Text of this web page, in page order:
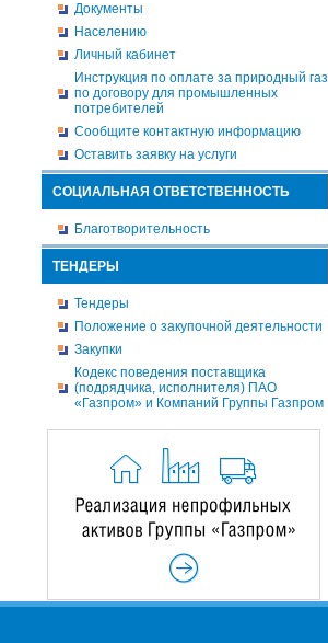
Документы
Населению
Личный кабинет
Инструкция по оплате за природный газ
по договору для промышленных
потребителей
Сообщите контактную информацию
Оставить заявку на услуги
СОЦИАЛЬНАЯ ОТВЕТСТВЕННОСТЬ
Благотворительность
ТЕНДЕРЫ
Тендеры
Положение о закупочной деятельности
Закупки
Кодекс поведения поставщика
(подрядчика, исполнителя) ПАО
«Газпром» и Компаний Группы Газпром